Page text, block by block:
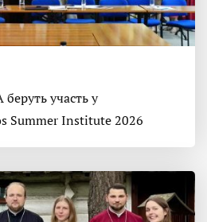
участь у
Summer Institute 2026